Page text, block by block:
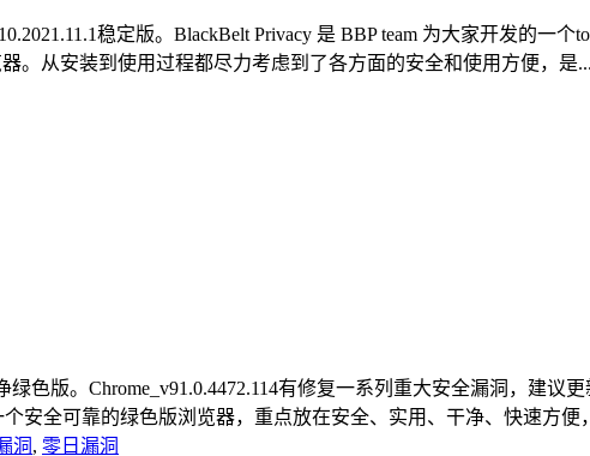
稳定版。BlackBelt Privacy 是 BBP team 为大家开发的一
。从安装到使用过程都尽力考虑到了各方面的安全和使用方便，是
绿色版。Chrome_v91.0.4472.114有修复一系列重大安全漏洞，建议
安全可靠的绿色版浏览器，重点放在安全、实用、干净、快速方便
洞 , 零日漏洞